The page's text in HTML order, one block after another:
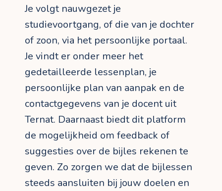
Je volgt nauwgezet je
studievoortgang, of die van je dochter
of zoon, via het persoonlijke portaal.
Je vindt er onder meer het
gedetailleerde lessenplan, je
persoonlijke plan van aanpak en de
contactgegevens van je docent uit
Ternat. Daarnaast biedt dit platform
de mogelijkheid om feedback of
suggesties over de bijles rekenen te
geven. Zo zorgen we dat de bijlessen
steeds aansluiten bij jouw doelen en